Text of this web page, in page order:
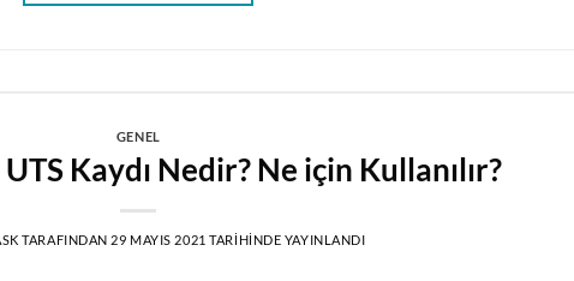
GENEL
UTS Kaydı Nedir? Ne için Kullanılır?
TARAFINDAN 29 MAYIS 2021 TARIHINDE YAYINLANDI